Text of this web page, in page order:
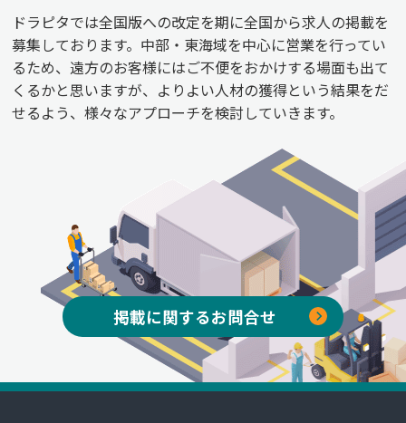
ドラピタでは全国版への改定を期に全国から求人の掲載を
募集しております。中部・東海域を中心に営業を行ってい
るため、遠方のお客様にはご不便をおかけする場面も出て
くるかと思いますが、よりよい人材の獲得という結果をだ
せるよう、様々なアプローチを検討していきます。
掲載に関するお問合せ